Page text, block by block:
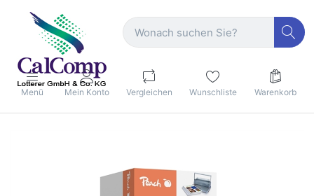
Menü Mein Konto Vergleichen Wunschliste Warenkorb